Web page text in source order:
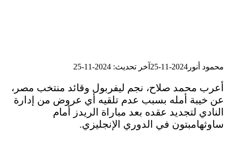
محمود أنور 2024-11-25 آخر تحديث: 2024-11-25
أعرب محمد صلاح، نجم ليفربول وقائد منتخب مصر،
عن خيبة أمله بسبب عدم تلقيه أي عروض من إدارة
النادي لتجديد عقده بعد مباراة الريدز أمام
ساوثهامبتون في الدوري الإنجليزي.